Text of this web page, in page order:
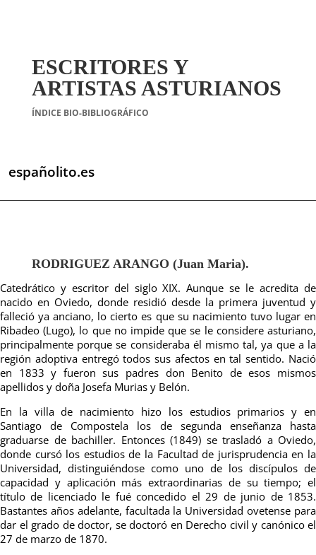
ESCRITORES Y
ARTISTAS ASTURIANOS
ÍNDICE BIO-BIBLIOGRÁFICO
españolito.es
RODRIGUEZ ARANGO (Juan Maria).
Catedrático y escritor del siglo XIX. Aunque se le acredita de
nacido en Oviedo, donde residió desde la primera juventud y
falleció ya anciano, lo cierto es que su nacimiento tuvo lugar en
Ribadeo (Lugo), lo que no impide que se le considere asturiano,
principalmente porque se consideraba él mismo tal, ya que a la
región adoptiva entregó todos sus afectos en tal sentido. Nació
en 1833 y fueron sus padres don Benito de esos mismos
apellidos y doña Josefa Murias y Belón.
En la villa de nacimiento hizo los estudios primarios y en
Santiago de Compostela los de segunda enseñanza hasta
graduarse de bachiller. Entonces (1849) se trasladó a Oviedo,
donde cursó los estudios de la Facultad de jurisprudencia en la
Universidad, distinguiéndose como uno de los discípulos de
capacidad y aplicación más extraordinarias de su tiempo; el
título de licenciado le fué concedido el 29 de junio de 1853.
Bastantes años adelante, facultada la Universidad ovetense para
dar el grado de doctor, se doctoró en Derecho civil y canónico el
27 de marzo de 1870.